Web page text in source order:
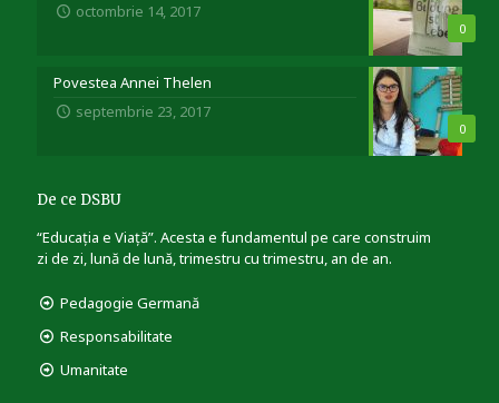
0
octombrie 14, 2017
0
Povestea Annei Thelen
septembrie 23, 2017
De ce DSBU
“Educația e Viață”. Acesta e fundamentul pe care construim
zi de zi, lună de lună, trimestru cu trimestru, an de an.
Pedagogie Germană
Responsabilitate
Umanitate